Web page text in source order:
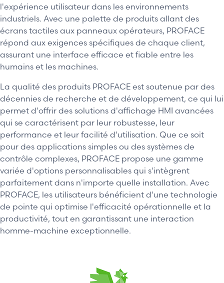
l'expérience utilisateur dans les environnements
industriels. Avec une palette de produits allant des
écrans tactiles aux panneaux opérateurs, PROFACE
répond aux exigences spécifiques de chaque client,
assurant une interface efficace et fiable entre les
humains et les machines.
La qualité des produits PROFACE est soutenue par des
décennies de recherche et de développement, ce qui lui
permet d'offrir des solutions d'affichage HMI avancées
qui se caractérisent par leur robustesse, leur
performance et leur facilité d'utilisation. Que ce soit
pour des applications simples ou des systèmes de
contrôle complexes, PROFACE propose une gamme
variée d'options personnalisables qui s'intègrent
parfaitement dans n'importe quelle installation. Avec
PROFACE, les utilisateurs bénéficient d'une technologie
de pointe qui optimise l'efficacité opérationnelle et la
productivité, tout en garantissant une interaction
homme-machine exceptionnelle.